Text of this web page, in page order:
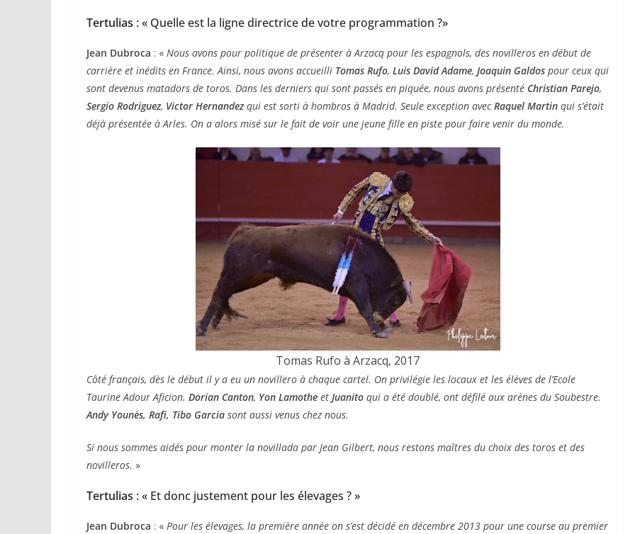
Tertulias : « Quelle est la ligne directrice de votre programmation ?»
Jean Dubroca : « Nous avons pour politique de présenter à Arzacq pour les espagnols, des novilleros en début de
carrière et inédits en France. Ainsi, nous avons accueilli Tomas Rufo, Luis David Adame, Joaquin Galdos pour ceux qui
sont devenus matadors de toros. Dans les derniers qui sont passés en piquée, nous avons présenté Christian Parejo,
Sergio Rodriguez, Victor Hernandezqui est sorti à hombros à Madrid. Seule exception avecRaquel Martin qui s’était
déjà présentée à Arles. On a alors misé sur le fait de voir une jeune fille en piste pour faire venir du monde.
Tomas Rufo à Arzacq, 2017
Côté français, dès le début il y a eu un novillero à chaque cartel. On privilégie les locaux et les élèves de l’Ecole
Taurine Adour Aficion. Dorian Canton, Yon Lamothe et Juanito qui a été doublé, ont défilé aux arènes du Soubestre.
Andy Younès, Rafi, Tibo Garcia sont aussi venus chez nous.
Si nous sommes aidés pour monter la novillada par Jean Gilbert, nous restons maîtres du choix des toros et des
novilleros. »
Tertulias : « Et donc justement pour les élevages ? »
Jean Dubroca : « Pour les élevages, la première année on s’est décidé en décembre 2013 pour une course au premier
ACTUALITÉS TAURINES
CHRONIQUES TAURINES 2026
Arles : au seuil des
espérances.
Olivier Castelnau
ACTUALITÉS TAURINES
CHRONIQUES TAURINES 2026
Istres : la feria des
ultimes émotions